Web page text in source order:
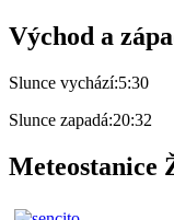
Východ a
Slunce vychází:5:30
Slunce zapadá:20:32